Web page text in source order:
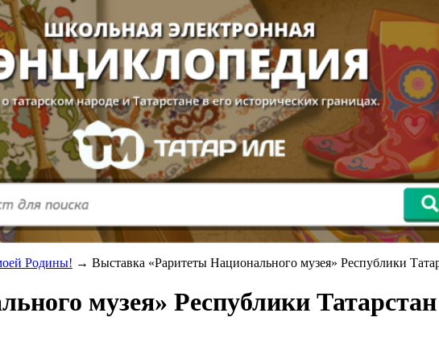
Родины! → Выставка «Раритеты Национального музея» Республики
музея» Республики Татарстан